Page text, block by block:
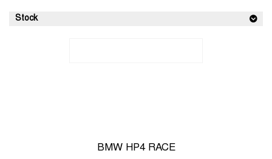
Stock
BMW HP4 RACE